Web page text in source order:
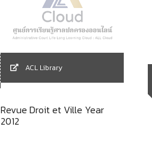
ACL Library
Revue Droit et Ville Year
2012